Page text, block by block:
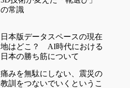
の常識
日本版データスペースの現在
地はどこ？ AI時代における
日本の勝ち筋について
痛みを無駄にしない、震災の
教訓をつないでいくというこ